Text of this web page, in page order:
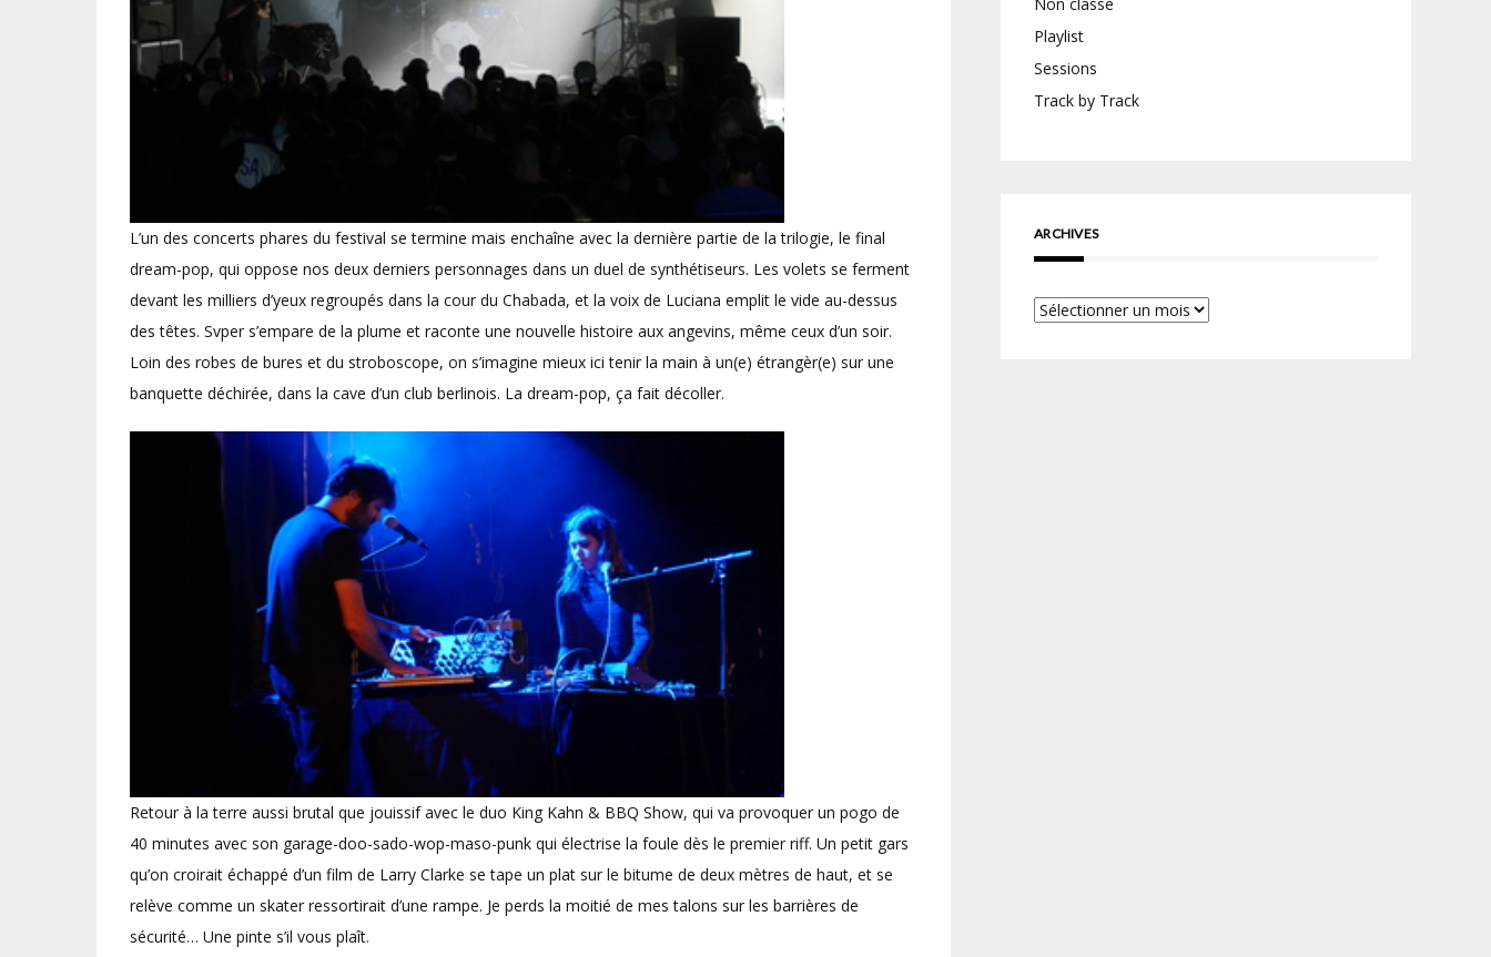
L’un des concerts phares du festival se termine mais enchaîne avec la dernière partie de la trilogie, le final
dream-pop, qui oppose nos deux derniers personnages dans un duel de synthétiseurs. Les volets se ferment
devant les milliers d’yeux regroupés dans la cour du Chabada, et la voix de Luciana emplit le vide au-dessus
des têtes. Svper s’empare de la plume et raconte une nouvelle histoire aux angevins, même ceux d’un soir.
Loin des robes de bures et du stroboscope, on s’imagine mieux ici tenir la main à un(e) étrangèr(e) sur une
banquette déchirée, dans la cave d’un club berlinois. La dream-pop, ça fait décoller.
Retour à la terre aussi brutal que jouissif avec le duo King Kahn & BBQ Show, qui va provoquer un pogo de
40 minutes avec son garage-doo-sado-wop-maso-punk qui électrise la foule dès le premier riff. Un petit gars
qu’on croirait échappé d’un film de Larry Clarke se tape un plat sur le bitume de deux mètres de haut, et se
relève comme un skater ressortirait d’une rampe. Je perds la moitié de mes talons sur les barrières de
sécurité… Une pinte s’il vous plaît.
Playlist
Sessions
Track by Track
ARCHIVES
Archives